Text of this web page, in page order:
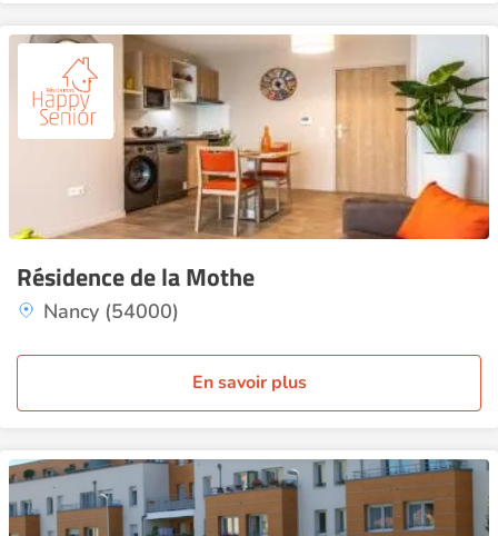
Résidence de la Mothe
Nancy (54000)
En savoir plus